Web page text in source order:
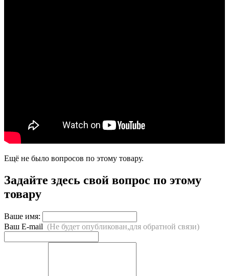
Ещё не было вопросов по этому товару.
Задайте здесь свой вопрос по этому
товару
Ваше имя:
Ваш E-mail (Не будет опубликован,для обратной связи)